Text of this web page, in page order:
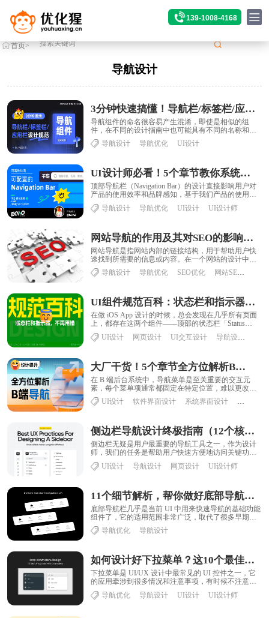
139-1008-4168
首页> 标签>导航设计
导航设计
3分钟快速搞懂！导航栏/标签栏/应用栏的区别和设计规范
导航组件的命名很容易产生混淆，即使是相似的组
件，在不同的设计指南中也可能具有不同的名称和功
能界定。例如在谷歌的Material Design......
导航设计 导航优化 UI设计
UI设计师必看！5个章节教你系统掌握顶部导航栏设计
顶部导航栏（Navigation Bar）的设计直接影响用户对
产品的使用效率和品牌感知，基于我们产品的使用场
景，Navigation Bar......
导航设计 导航优化 UI设计 UI设计师
网站导航的作用及其对SEO的影响是什么？
网站导航是指网站内部的链接结构，用于帮助用户快
速找到所需要的信息或内容。在一个网站的设计中，
良好的导航结构不仅可以提高用户体验，还能对
SEO......
导航设计 导航优化 SEO优化 网站SEO
UI组件规范百科：状态栏和指示器设计指南
在做 iOS App 设计的时候，总会发现在几乎所有页面
上，都存在这两个组件——顶部的状态栏「Status
Bar」和底部的首页指示器「Ho......
UI设计 网页设计 UI交互设计 导航设计
大厂干货！5个章节全方位解析B端导航设计
在 B 端后台系统中，导航菜单是至关重要的交互元
素，每个菜单项通常都固定在特定位置，难以更改。
对于用户而言，导航菜单的使用目的明确，可以帮
助......UI设计 软件界面设计 系统界面设计 导航设计
侧边栏导航设计终极指南（12个核心知识点）
侧边栏无疑是用户最重要的导航工具之一，作为设计
师，我们的任务是帮助用户快速方便地访问关键功
能，同时保持主工作区干净清爽。鉴于某些 APP
的......UI设计 导航设计 网页设计 UI设计师
11个细节解析，帮你做好底部导航控件设计
底部导航栏几乎是当前 UI 中用来快速导航的基础功能
组件了，它的适用范围非常广泛，取代了很多早期的
顶部导航机制，让 UI 界面更加顺手。而在......
导航优化 导航设计
如何设计好下拉菜单？这10个最佳实践就是答案
下拉菜单是 UI/UX 设计中最常见的 UI 控件之一，它
的应用牵涉到很多情况和注意事项，有时候不注意很
容易搞出各种小问题。Saadia M......
导航优化 导航设计 UI设计 UI设计师